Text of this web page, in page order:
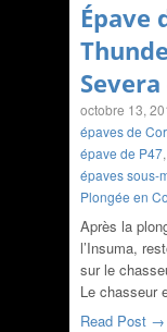
Épave
octobre 13,
épaves de
épave de P47,
épaves sous-
Plongée en
Après la
l’Insuma,
sur le
Le chasseur
Read Post →